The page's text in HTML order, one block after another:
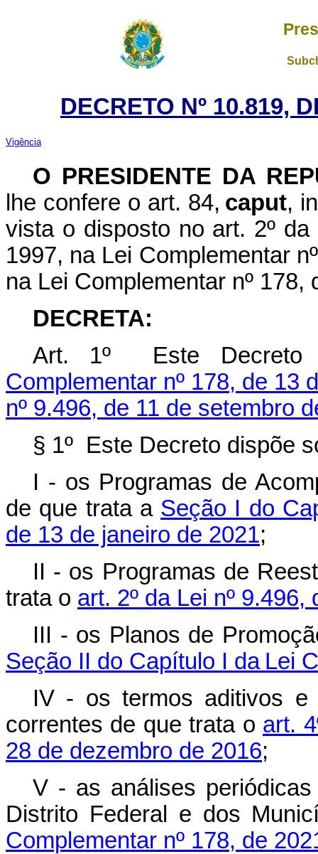
DECRETO Nº 10.819,
Vigência
O PRESIDENTE DA
lhe confere o art. 84, caput,
vista o disposto no art. 2º
1997, na Lei Complementar
na Lei Complementar nº 178,
DECRETA:
Art. 1º Este Decreto
Complementar nº 178, de 13
nº 9.496, de 11 de setembro
§ 1º Este Decreto dispõe
I - os Programas de
de que trata a Seção I do
de 13 de janeiro de 2021;
II - os Programas de
trata o art. 2º da Lei nº
III - os Planos de
Seção II do Capítulo I da Lei
IV - os termos aditivos e
correntes de que trata o art.
28 de dezembro de 2016;
V - as análises
Distrito Federal e dos
Complementar nº 178, de